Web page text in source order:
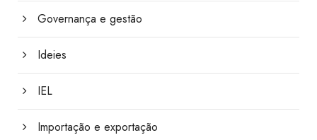
Governança e gestão
Ideies
IEL
Importação e exportação